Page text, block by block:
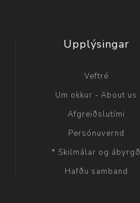
Upplýsingar
Veftré
Um okkur - About us
Afgreiðslutími
Persónuvernd
* Skilmálar og ábyrgð
Hafðu samband